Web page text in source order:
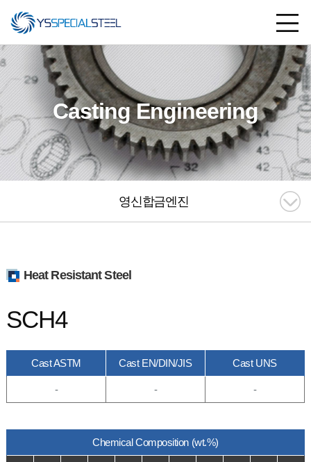
Casting Engineering
영신합금엔진
Heat Resistant Steel
SCH4
Cast ASTM Cast EN/DIN/JIS Cast UNS
- - -
Chemical Composition (wt.%)